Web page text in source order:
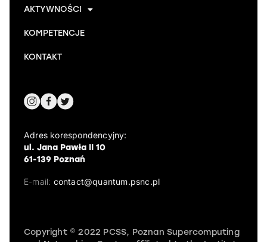
AKTYWNOŚCI
KOMPETENCJE
KONTAKT
Adres korespondencyjny:
ul. Jana Pawła II 10
61-139 Poznań
E-mail: contact@quantum.psnc.pl
Copyright © 2022 PCSS, Poznan Supercomputing